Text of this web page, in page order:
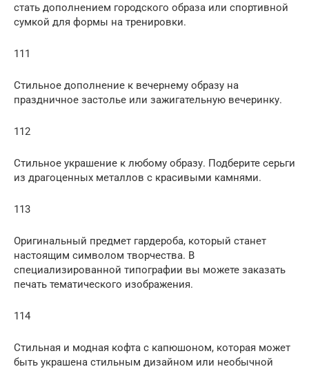
стать дополнением городского образа или спортивной
сумкой для формы на тренировки.
111
Стильное дополнение к вечернему образу на
праздничное застолье или зажигательную вечеринку.
112
Стильное украшение к любому образу. Подберите серьги
из драгоценных металлов с красивыми камнями.
113
Оригинальный предмет гардероба, который станет
настоящим символом творчества. В
специализированной типографии вы можете заказать
печать тематического изображения.
114
Стильная и модная кофта с капюшоном, которая может
быть украшена стильным дизайном или необычной